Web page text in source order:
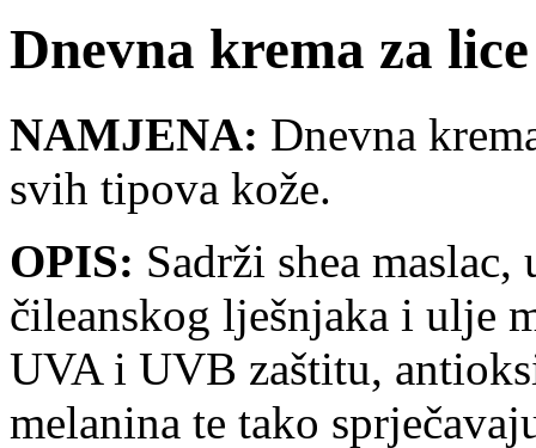
Dnevna krema za lice
NAMJENA: Dnevna
svih tipova kože.
OPIS: Sadrži shea
čileanskog lješnjaka i ulje
UVA i UVB zaštitu,
melanina te tako